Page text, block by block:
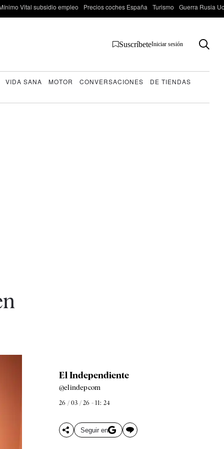
Vital subsidio empleo Precios coches España Turismo Guerra Rusia
SuscríbeteIniciar sesión
VIDA SANA MOTOR CONVERSACIONES DE TIENDAS
El Independiente
@elindepcom
26 / 03 / 26 - 11: 24
Seguir en